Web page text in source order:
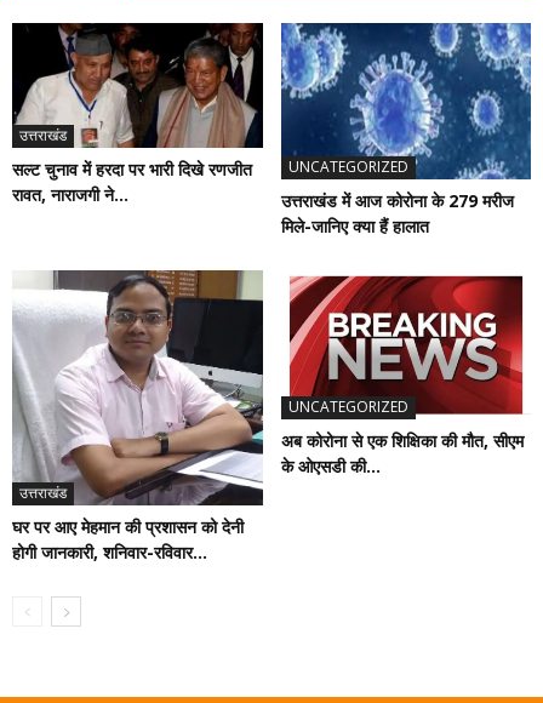
उत्तराखंड
सल्ट चुनाव में हरदा पर भारी दिखे रणजीत
रावत, नाराजगी ने...
UNCATEGORIZED
उत्तराखंड में आज कोरोना के 279 मरीज
मिले-जानिए क्या हैं हालात
उत्तराखंड
घर पर आए मेहमान की प्रशासन को देनी
होगी जानकारी, शनिवार-रविवार...
UNCATEGORIZED
अब कोरोना से एक शिक्षिका की मौत, सीएम
के ओएसडी की...